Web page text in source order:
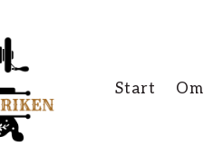
Start Om